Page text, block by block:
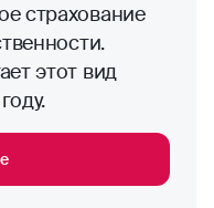
страхование
этот вид